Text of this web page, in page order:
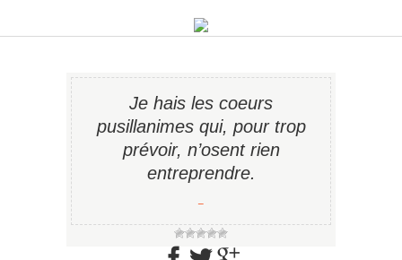
Je hais les coeurs
pusillanimes qui, pour trop
prévoir, n’osent rien
entreprendre.
−